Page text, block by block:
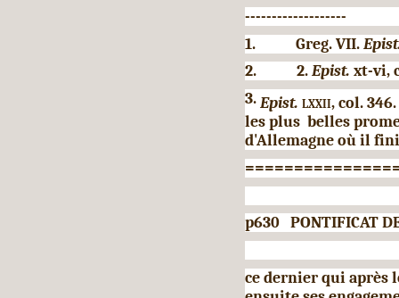
-------------------
1.
Greg. VII.
2.
2.Epist. xt-vi,
3.Epist. lxxii,col.
les plus belles
d'Allemagne où il
p630 PONTIFICAT
ce dernier qui après